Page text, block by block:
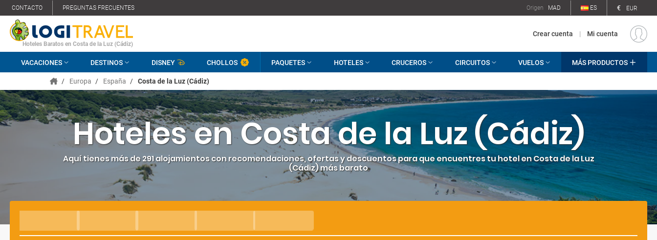
CONTACTO PREGUNTAS FRECUENTES Origen MAD ES € EUR
Hoteles Baratos en Costa de la Luz (Cádiz)
Crear cuenta | Mi cuenta
VACACIONES DESTINOS DISNEY CHOLLOS PAQUETES HOTELES CRUCEROS CIRCUITOS VUELOS MÁS PRODUCTOS
/ Europa / España / Costa de la Luz (Cádiz)
Hoteles en Costa de la Luz (Cádiz)
Aquí tienes más de 291 alojamientos con recomendaciones, ofertas y descuentos para que encuentres tu hotel en Costa de la Luz
(Cádiz) más barato